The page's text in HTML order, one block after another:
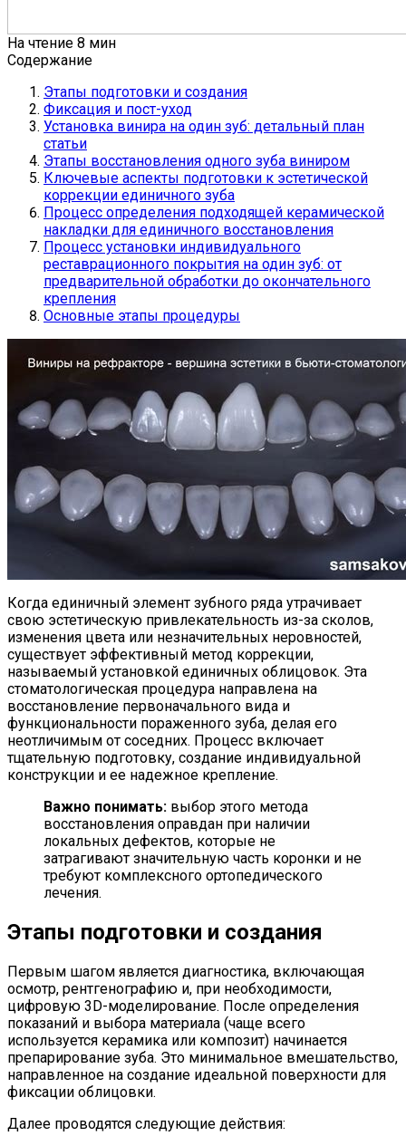
На чтение 8 мин
Содержание
Этапы подготовки и создания
Фиксация и пост-уход
Установка винира на один зуб: детальный план
статьи
Этапы восстановления одного зуба виниром
Ключевые аспекты подготовки к эстетической
коррекции единичного зуба
Процесс определения подходящей керамической
накладки для единичного восстановления
Процесс установки индивидуального
реставрационного покрытия на один зуб: от
предварительной обработки до окончательного
крепления
Основные этапы процедуры
Когда единичный элемент зубного ряда утрачивает
свою эстетическую привлекательность из-за сколов,
изменения цвета или незначительных неровностей,
существует эффективный метод коррекции,
называемый установкой единичных облицовок. Эта
стоматологическая процедура направлена на
восстановление первоначального вида и
функциональности пораженного зуба, делая его
неотличимым от соседних. Процесс включает
тщательную подготовку, создание индивидуальной
конструкции и ее надежное крепление.
Важно понимать: выбор этого метода
восстановления оправдан при наличии
локальных дефектов, которые не
затрагивают значительную часть коронки и не
требуют комплексного ортопедического
лечения.
Этапы подготовки и создания
Первым шагом является диагностика, включающая
осмотр, рентгенографию и, при необходимости,
цифровую 3D-моделирование. После определения
показаний и выбора материала (чаще всего
используется керамика или композит) начинается
препарирование зуба. Это минимальное вмешательство,
направленное на создание идеальной поверхности для
фиксации облицовки.
Далее проводятся следующие действия: